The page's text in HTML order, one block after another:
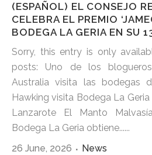
(ESPAÑOL) EL CONSEJO
CELEBRA EL PREMIO
BODEGA LA GERIA EN SU
Sorry, this entry is only
posts: Uno de los
Australia visita las bodegas
Hawking visita Bodega La
Lanzarote El Manto
Bodega La Geria obtiene......
26 June, 2026
News